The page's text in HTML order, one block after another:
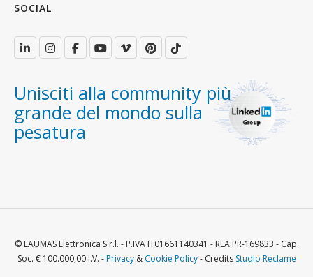
SOCIAL
Unisciti alla community più
grande del mondo sulla
pesatura
© LAUMAS Elettronica S.r.l. - P.IVA IT01661140341 - REA PR-169833 - Cap.
Soc. € 100.000,00 I.V. -Privacy& Cookie Policy- Credits Studio Réclame